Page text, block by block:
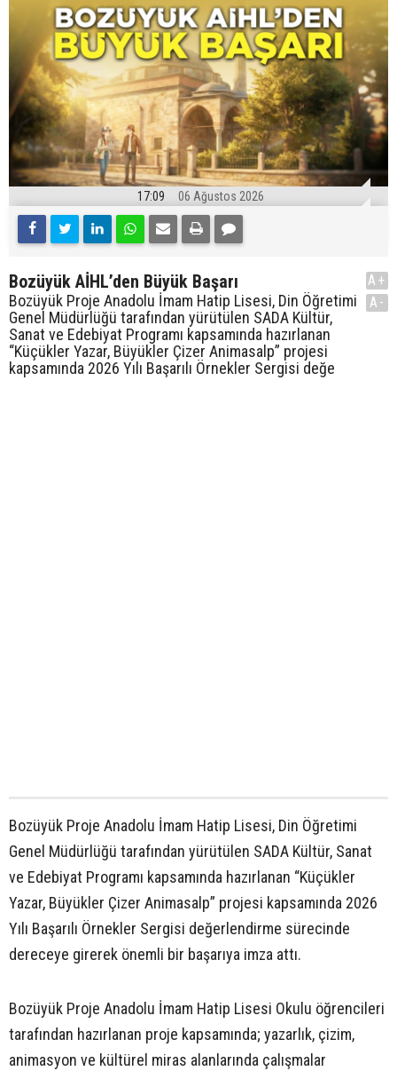
17:09 06 Ağustos 2026
Bozüyük AİHL’den Büyük Başarı
Bozüyük Proje Anadolu İmam Hatip Lisesi, Din Öğretimi
Genel Müdürlüğü tarafından yürütülen SADA Kültür,
Sanat ve Edebiyat Programı kapsamında hazırlanan
“Küçükler Yazar, Büyükler Çizer Animasalp” projesi
kapsamında 2026 Yılı Başarılı Örnekler Sergisi değe
A+
A-
Bozüyük Proje Anadolu İmam Hatip Lisesi, Din Öğretimi
Genel Müdürlüğü tarafından yürütülen SADA Kültür, Sanat
ve Edebiyat Programı kapsamında hazırlanan “Küçükler
Yazar, Büyükler Çizer Animasalp” projesi kapsamında 2026
Yılı Başarılı Örnekler Sergisi değerlendirme sürecinde
dereceye girerek önemli bir başarıya imza attı.
Bozüyük Proje Anadolu İmam Hatip Lisesi Okulu öğrencileri
tarafından hazırlanan proje kapsamında; yazarlık, çizim,
animasyon ve kültürel miras alanlarında çalışmalar